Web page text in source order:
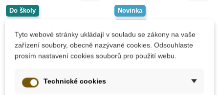
Do školy
Novinka
Tyto webové stránky ukládají v souladu se zákony na vaše
zařízení soubory, obecně nazývané cookies. Odsouhlaste
prosím nastavení cookies souborů pro použití webu.
Technické cookies